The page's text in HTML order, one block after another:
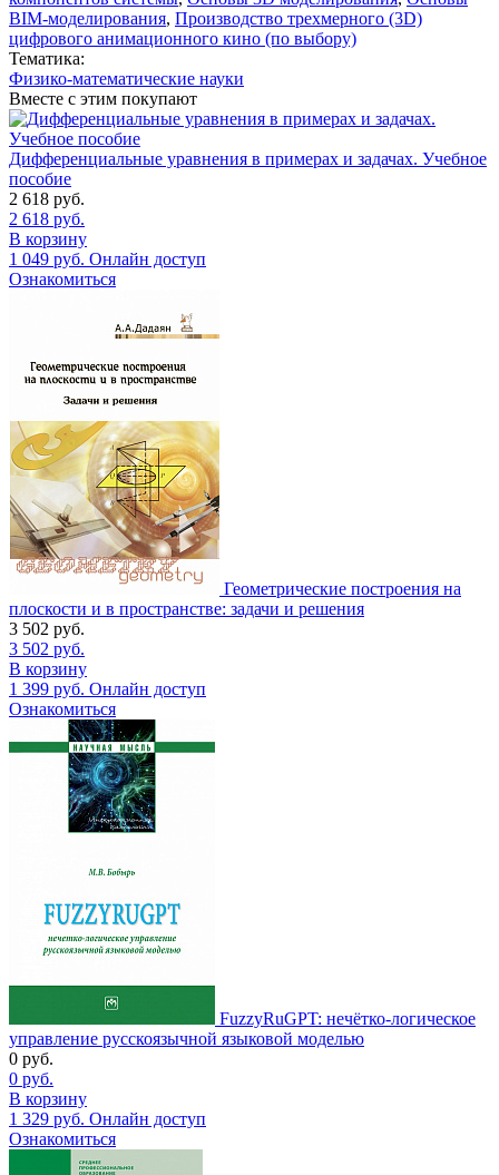
BIM-моделирования, Производство трехмерного (3D)
цифрового анимационного кино (по выбору)
Тематика:
Физико-математические науки
Вместе с этим покупают
Дифференциальные уравнения в примерах и задачах. Учебное
пособие
2 618 руб.
2 618 руб.
В корзину
1 049 руб. Онлайн доступ
Ознакомиться
Геометрические построения на
плоскости и в пространстве: задачи и решения
3 502 руб.
3 502 руб.
В корзину
1 399 руб. Онлайн доступ
Ознакомиться
FuzzyRuGPT: нечётко-логическое
управление русскоязычной языковой моделью
0 руб.
0 руб.
В корзину
1 329 руб. Онлайн доступ
Ознакомиться